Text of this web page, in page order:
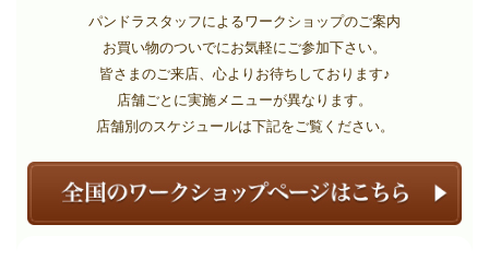
パンドラスタッフによるワークショップのご案内
お買い物のついでにお気軽にご参加下さい。
皆さまのご来店、心よりお待ちしております♪
店舗ごとに実施メニューが異なります。
店舗別のスケジュールは下記をご覧ください。